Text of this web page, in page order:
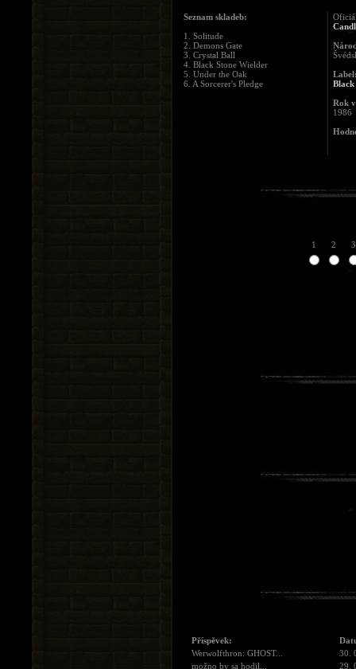
Seznam skladeb:
1. Solitude
2. Demons Gate
3. Crystal Ball
4. Black Stone Wielder
5. Under the Oak
6. A Sorcerer's Pledge
Rok
1986
1 2 3
Příspěvek:
Werwolfthron: GHOST...
30.
možno by sa hodil...
29.